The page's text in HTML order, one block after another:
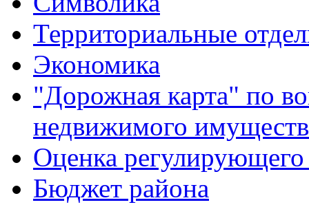
Территориальные
Экономика
"Дорожная карта" по
недвижимого
Оценка регулирующего
Бюджет района